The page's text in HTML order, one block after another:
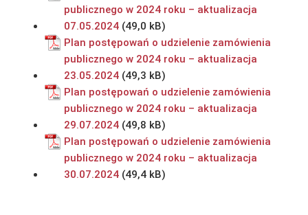
publicznego w 2024 roku – aktualizacja
07.05.2024
Plan postępowań o udzielenie zamówienia
publicznego w 2024 roku – aktualizacja
23.05.2024
Plan postępowań o udzielenie zamówienia
publicznego w 2024 roku – aktualizacja
29.07.2024
Plan postępowań o udzielenie zamówienia
publicznego w 2024 roku – aktualizacja
30.07.2024